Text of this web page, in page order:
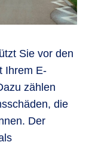
Sie vor den
Ihrem E-
zählen
die
Der